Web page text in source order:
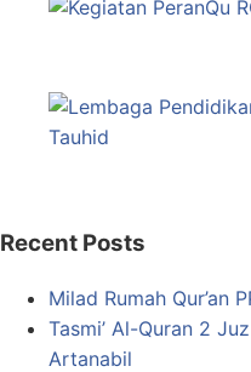
Recent Posts
Milad Rumah Qur’an
Tasmi’ Al-Quran 2
Artanabil